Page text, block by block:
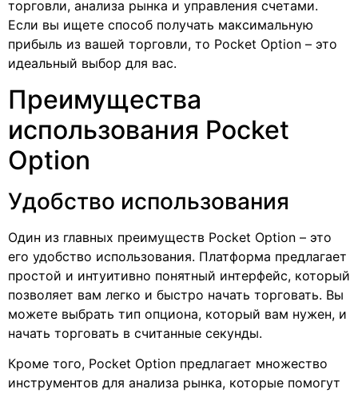
торговли, анализа рынка и управления счетами.
Если вы ищете способ получать максимальную
прибыль из вашей торговли, то Pocket Option – это
идеальный выбор для вас.
Преимущества
использования Pocket
Option
Удобство использования
Один из главных преимуществ Pocket Option – это
его удобство использования. Платформа предлагает
простой и интуитивно понятный интерфейс, который
позволяет вам легко и быстро начать торговать. Вы
можете выбрать тип опциона, который вам нужен, и
начать торговать в считанные секунды.
Кроме того, Pocket Option предлагает множество
инструментов для анализа рынка, которые помогут